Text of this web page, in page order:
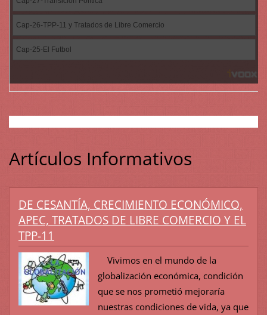
Artículos Informativos
DE CESANTÍA, CRECIMIENTO ECONÓMICO,
APEC, TRATADOS DE LIBRE COMERCIO Y EL
TPP-11
Vivimos en el mundo de la
globalización económica, condición
que se nos prometió mejoraría
nuestras condiciones de vida, ya que